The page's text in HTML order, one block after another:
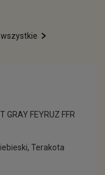
wszystkie
GRAY FEYRUZ FFR
Terakota